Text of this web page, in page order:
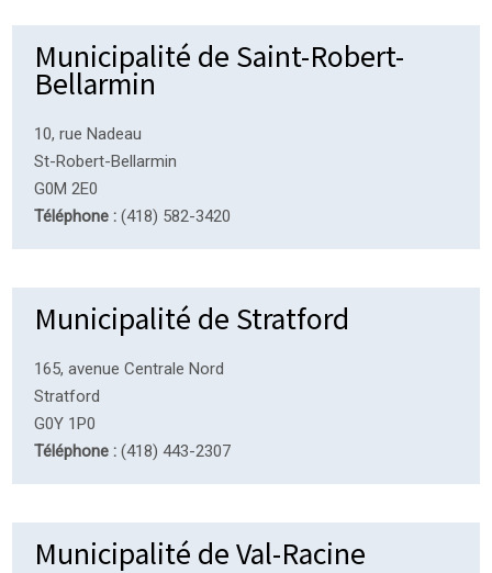
Municipalité de Saint-Robert-
Bellarmin
10, rue Nadeau
St-Robert-Bellarmin
G0M 2E0
Téléphone : (418) 582-3420
Municipalité de Stratford
165, avenue Centrale Nord
Stratford
G0Y 1P0
Téléphone : (418) 443-2307
Municipalité de Val-Racine